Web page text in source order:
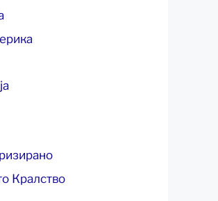
Кралство